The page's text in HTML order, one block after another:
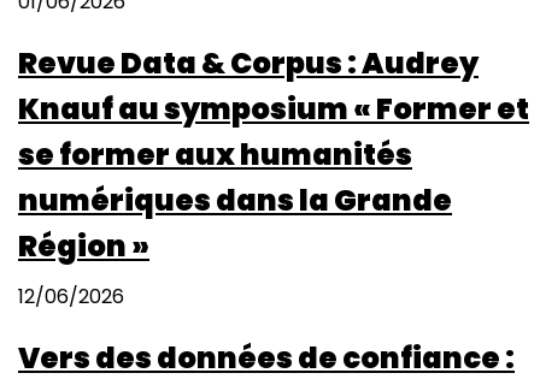
Revue Data & Corpus : Audrey
Knauf au symposium « Former et
se former aux humanités
numériques dans la Grande
Région »
12/06/2026
Vers des données de confiance :